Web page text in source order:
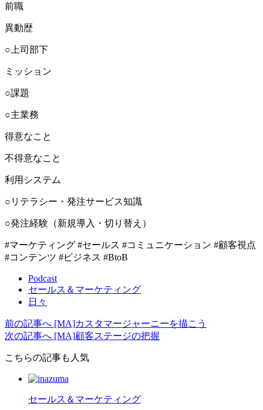
前職
異動歴
○上司部下
ミッション
○課題
○主業務
得意なこと
不得意なこと
利用システム
○リテラシー・発注サービス知識
○発注経験（新規導入・切り替え）
#マーケティング #セールス #コミュニケーション #顧客視点
#コンテンツ #ビジネス #BtoB
Podcast
セールス＆マーケティング
日々
前の記事へ [MA]カスタマージャーニーを描こう
次の記事へ [MA]顧客ステージの把握
こちらの記事も人気
セールス＆マーケティング